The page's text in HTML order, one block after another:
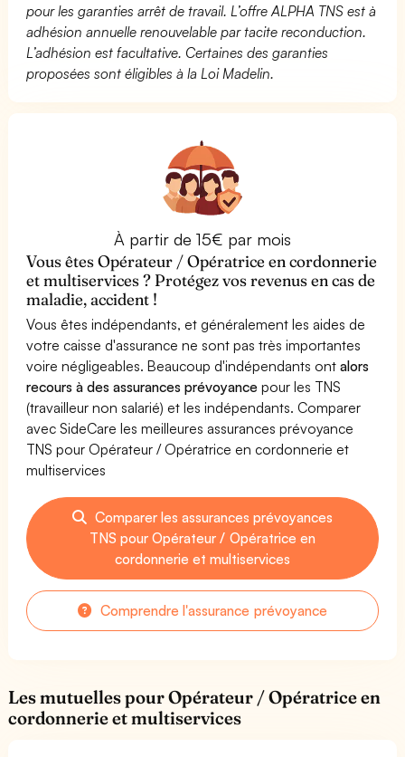
pour les garanties arrêt de travail. L’offre ALPHA TNS est à
adhésion annuelle renouvelable par tacite reconduction.
L’adhésion est facultative. Certaines des garanties
proposées sont éligibles à la Loi Madelin.
À partir de 15€ par mois
Vous êtes Opérateur / Opératrice en cordonnerie
et multiservices ? Protégez vos revenus en cas de
maladie, accident !
Vous êtes indépendants, et généralement les aides de
votre caisse d'assurance ne sont pas très importantes
voire négligeables. Beaucoup d'indépendants ontalors
recours à des assurances prévoyance pour les TNS
(travailleur non salarié) et les indépendants. Comparer
avec SideCare les meilleures assurances prévoyance
TNS pour Opérateur / Opératrice en cordonnerie et
multiservices
Comparer les assurances prévoyances
TNS pour Opérateur / Opératrice en
cordonnerie et multiservices
Comprendre l'assurance prévoyance
Les mutuelles pour Opérateur / Opératrice en
cordonnerie et multiservices